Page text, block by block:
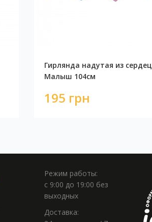
Гирлянда надутая из сердец
Малыш 104см
195 грн
Режим работы:
с 9:00 до 19:00 без
выходных
Доставка: